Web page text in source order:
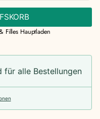
Filles Hauptladen
für alle Bestellungen